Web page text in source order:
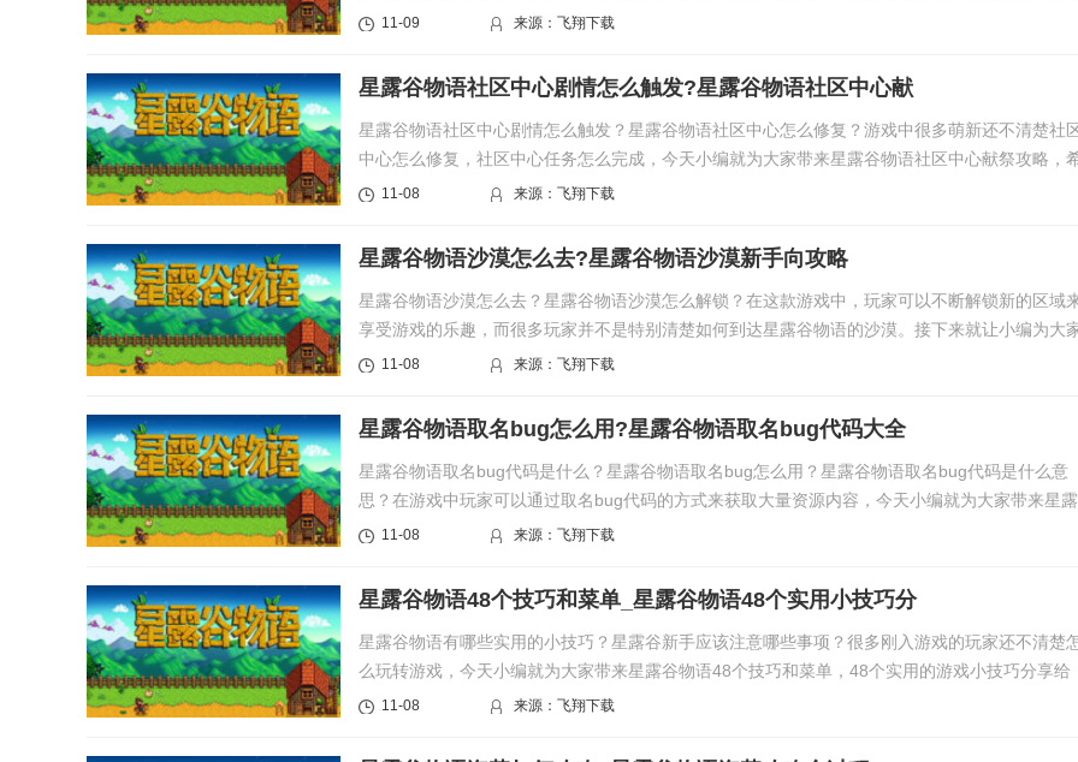
谷物语中...
11-09 来源：飞翔下载
星露谷物语社区中心剧情怎么触发?星露谷物语社区中心献
星露谷物语社区中心剧情怎么触发？星露谷物语社区中心怎么修复？游戏中很多萌新还不清楚社
中心怎么修复，社区中心任务怎么完成，今天小编就为大家带来星露谷物语社区中心献祭攻略，
望对大家...
11-08 来源：飞翔下载
星露谷物语沙漠怎么去?星露谷物语沙漠新手向攻略
星露谷物语沙漠怎么去？星露谷物语沙漠怎么解锁？在这款游戏中，玩家可以不断解锁新的区域
享受游戏的乐趣，而很多玩家并不是特别清楚如何到达星露谷物语的沙漠。接下来就让小编为大
介绍一下...
11-08 来源：飞翔下载
星露谷物语取名bug怎么用?星露谷物语取名bug代码大全
星露谷物语取名bug代码是什么？星露谷物语取名bug怎么用？星露谷物语取名bug代码是什么意
思？在游戏中玩家可以通过取名bug代码的方式来获取大量资源内容，今天小编就为大家带来星露
谷物语取名bu...
11-08 来源：飞翔下载
星露谷物语48个技巧和菜单_星露谷物语48个实用小技巧分
星露谷物语有哪些实用的小技巧？星露谷新手应该注意哪些事项？很多刚入游戏的玩家还不清楚
么玩转游戏，今天小编就为大家带来星露谷物语48个技巧和菜单，48个实用的游戏小技巧分享给
你，希望对...
11-08 来源：飞翔下载